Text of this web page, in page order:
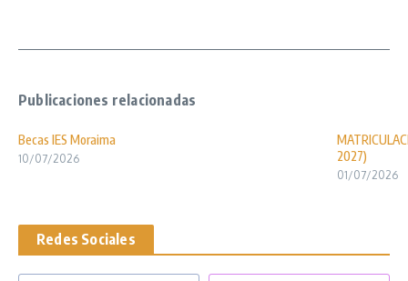
Publicaciones relacionadas
Becas IES Moraima
10/07/2026
2027)
01/07/2026
Redes Sociales